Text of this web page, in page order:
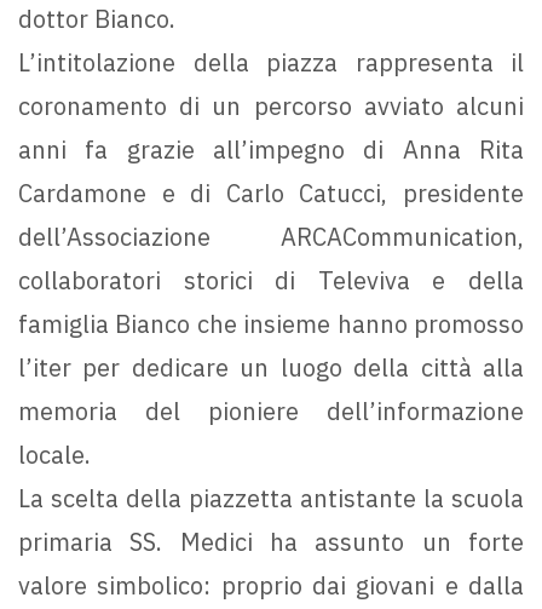
dottor Bianco.
L’intitolazione della piazza rappresenta il
coronamento di un percorso avviato alcuni
anni fa grazie all’impegno di Anna Rita
Cardamone e di Carlo Catucci, presidente
dell’Associazione ARCACommunication,
collaboratori storici di Televiva e della
famiglia Bianco che insieme hanno promosso
l’iter per dedicare un luogo della città alla
memoria del pioniere dell’informazione
locale.
La scelta della piazzetta antistante la scuola
primaria SS. Medici ha assunto un forte
valore simbolico: proprio dai giovani e dalla